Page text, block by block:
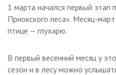
1 марта начался первый этап
Приокского леса». Месяц-
птице — глухарю.
В первый весенний месяц у
сезон и в лесу можно